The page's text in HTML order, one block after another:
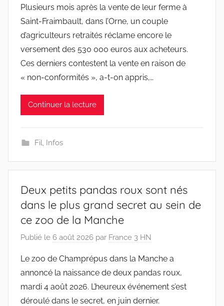
Plusieurs mois après la vente de leur ferme à
Saint-Fraimbault, dans l’Orne, un couple
d’agriculteurs retraités réclame encore le
versement des 530 000 euros aux acheteurs.
Ces derniers contestent la vente en raison de
« non-conformités », a-t-on appris,…
Continuer la lecture
Fil Infos
Deux petits pandas roux sont nés
dans le plus grand secret au sein de
ce zoo de la Manche
Publié le 6 août 2026 par France 3 HN
Le zoo de Champrépus dans la Manche a
annoncé la naissance de deux pandas roux,
mardi 4 août 2026. L’heureux événement s’est
déroulé dans le secret, en juin dernier.